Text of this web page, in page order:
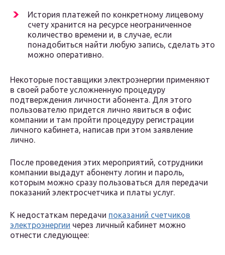
История платежей по конкретному лицевому
счету хранится на ресурсе неограниченное
количество времени и, в случае, если
понадобиться найти любую запись, сделать это
можно оперативно.
Некоторые поставщики электроэнергии применяют
в своей работе усложненную процедуру
подтверждения личности абонента. Для этого
пользователю придется лично явиться в офис
компании и там пройти процедуру регистрации
личного кабинета, написав при этом заявление
лично.
После проведения этих мероприятий, сотрудники
компании выдадут абоненту логин и пароль,
которым можно сразу пользоваться для передачи
показаний электросчетчика и платы услуг.
К недостаткам передачи показаний счетчиков
электроэнергии через личный кабинет можно
отнести следующее: